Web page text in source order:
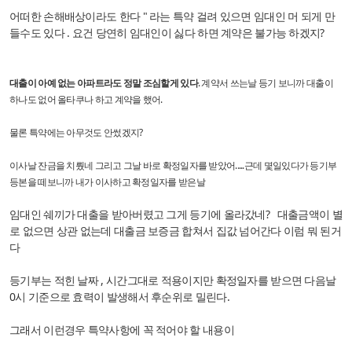
어떠한 손해배상이라도 한다 " 라는 특약 걸려 있으면 임대인 머 되게 만
들수도 있다 . 요건 당연히 임대인이 싫다 하면 계약은 불가능 하겠지?
대출이 아예 없는 아파트라도 정말 조심할게 있다. 계약서 쓰는날 등기 보니까 대출이
하나도 없어 올타쿠나 하고 계약을 했어.
물론 특약에는 아무것도 안썼겠지?
이사날 잔금을 치뤘네 그리고 그날 바로 확정일자를 받았어.....근데 몇일있다가 등기부
등본을 떼보니까 내가 이사하고 확정일자를 받은날
임대인 쉐끼가 대출을 받아버렸고 그게 등기에 올라갔네? 대출금액이 별
로 없으면 상관 없는데 대출금 보증금 합쳐서 집값 넘어간다 이럼 뭐 된거
다
등기부는 적힌 날짜 , 시간그대로 적용이지만 확정일자를 받으면 다음날
0시 기준으로 효력이 발생해서 후순위로 밀린다.
그래서 이런경우 특약사항에 꼭 적어야 할 내용이